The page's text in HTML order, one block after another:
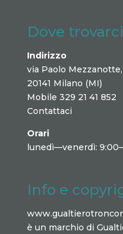
Dove trovarci
Indirizzo
via Paolo
20141 Milano (MI)
Mobile 329 21 41 852
Contattaci
Orari
lunedì—venerdì:
Info e
è un marchio di